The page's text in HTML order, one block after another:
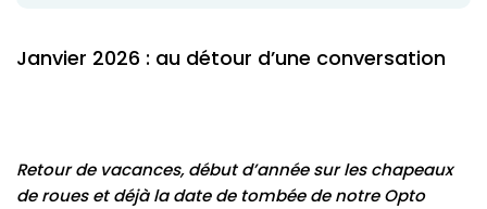
Janvier 2026 : au détour d’une conversation
Retour de vacances, début d’année sur les chapeaux
de roues et déjà la date de tombée de notre Opto